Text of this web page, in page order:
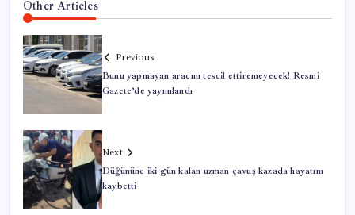
Other Articles
Previous
Bunu yapmayan aracını tescil ettiremeyecek! Resmi
Gazete’de yayımlandı
Next
Düğününe iki gün kalan uzman çavuş kazada hayatını
kaybetti